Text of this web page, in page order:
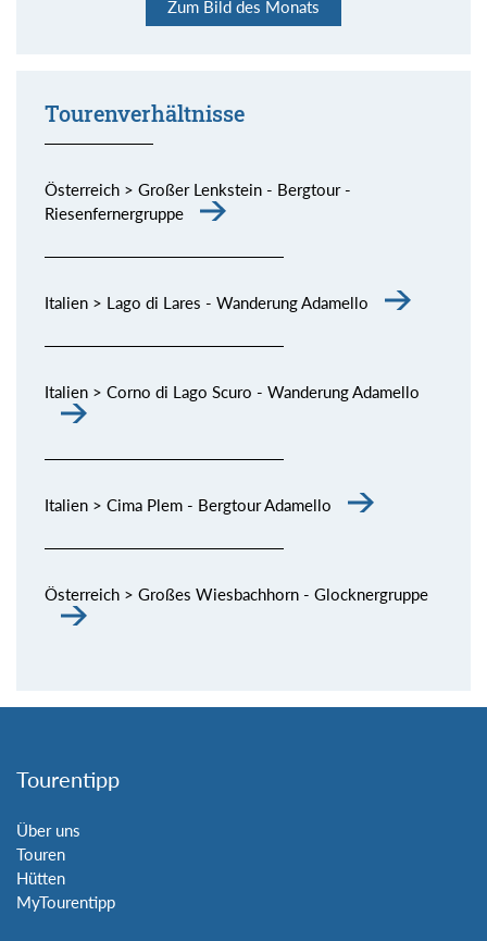
er habe ganz besonderes Wasser. Stimmt!
allen Schattierungen.
spektakuläre Dolomiten-Kette.
die Piste, aber Sonne und Fernsicht waren großartig.
bisschen Skitouren gehen und dazu noch derart schöne
Zum Bild des Monats
Tourenverhältnisse
Österreich > Großer Lenkstein - Bergtour -
Riesenfernergruppe
Italien > Lago di Lares - Wanderung Adamello
Italien > Corno di Lago Scuro - Wanderung Adamello
Italien > Cima Plem - Bergtour Adamello
Österreich > Großes Wiesbachhorn - Glocknergruppe
Tourentipp
Über uns
Touren
Hütten
MyTourentipp